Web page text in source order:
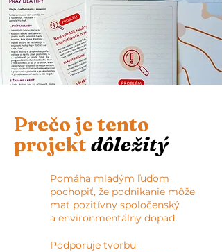
Prečo je tento
projekt dôležitý
Pomáha mladým ľuďom
pochopiť, že podnikanie môže
mať pozitívny spoločenský
a environmentálny dopad.
Podporuje tvorbu